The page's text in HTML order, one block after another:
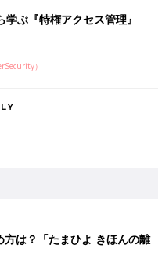
離乳食作りに役立つ
かる費用やもらえる補助
るライフジャケット、選ぶと